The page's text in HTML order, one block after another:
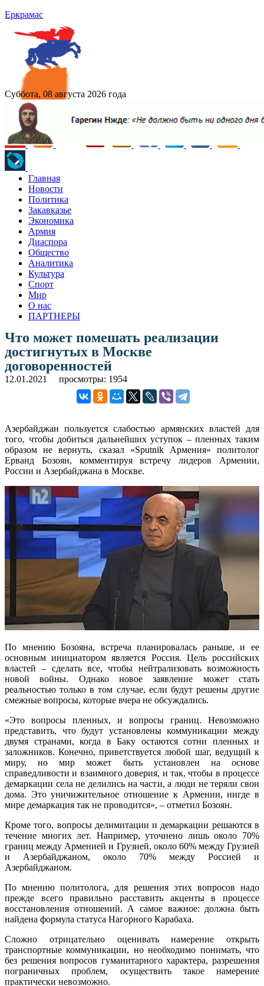
Еркрамас
Суббота, 08 августа 2026 года
Главная
Новости
Политика
Закавказье
Экономика
Армия
Диаспора
Общество
Аналитика
Культура
Спорт
Мир
О нас
ПАРТНЕРЫ
Что может помешать реализации
достигнутых в Москве
договоренностей
12.01.2021 просмотры: 1954
Азербайджан пользуется слабостью армянских властей для
того, чтобы добиться дальнейших уступок – пленных таким
образом не вернуть, сказал «Sputnik Армения» политолог
Ерванд Бозоян, комментируя встречу лидеров Армении,
России и Азербайджана в Москве.
По мнению Бозояна, встреча планировалась раньше, и ее
основным инициатором является Россия. Цель российских
властей – сделать все, чтобы нейтрализовать возможность
новой войны. Однако новое заявление может стать
реальностью только в том случае, если будут решены другие
смежные вопросы, которые вчера не обсуждались.
«Это вопросы пленных, и вопросы границ. Невозможно
представить, что будут установлены коммуникации между
двумя странами, когда в Баку остаются сотни пленных и
заложников. Конечно, приветствуется любой шаг, ведущий к
миру, но мир может быть установлен на основе
справедливости и взаимного доверия, и так, чтобы в процессе
демаркации села не делились на части, а люди не теряли свои
дома. Это уничижительное отношение к Армении, нигде в
мире демаркация так не проводится», – отметил Бозоян.
Кроме того, вопросы делимитации и демаркации решаются в
течение многих лет. Например, уточнено лишь около 70%
границ между Арменией и Грузией, около 60% между Грузией
и Азербайджаном, около 70% между Россией и
Азербайджаном.
По мнению политолога, для решения этих вопросов надо
прежде всего правильно расставить акценты в процессе
восстановления отношений. А самое важное: должна быть
найдена формула статуса Нагорного Карабаха.
Сложно отрицательно оценивать намерение открыть
транспортные коммуникации, но необходимо понимать, что
без решения вопросов гуманитарного характера, разрешения
пограничных проблем, осуществить такое намерение
практически невозможно.